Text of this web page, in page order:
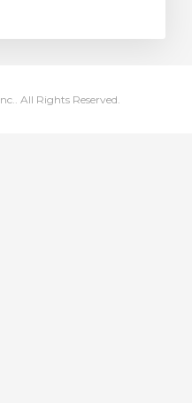
All Rights Reserved.